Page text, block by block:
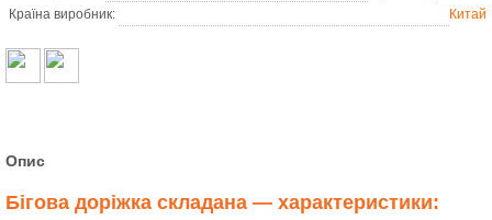
Країна виробник:
Китай
Опис
Бігова доріжка складана — характеристики: